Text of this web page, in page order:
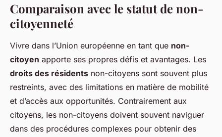
Comparaison avec le statut de non-
citoyenneté
Vivre dans l’Union européenne en tant que non-
citoyen apporte ses propres défis et avantages. Les
droits des résidents non-citoyens sont souvent plus
restreints, avec des limitations en matière de mobilité
et d’accès aux opportunités. Contrairement aux
citoyens, les non-citoyens doivent souvent naviguer
dans des procédures complexes pour obtenir des